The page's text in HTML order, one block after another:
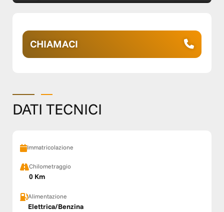
CHIAMACI
DATI TECNICI
Immatricolazione
Chilometraggio
0 Km
Alimentazione
Elettrica/Benzina